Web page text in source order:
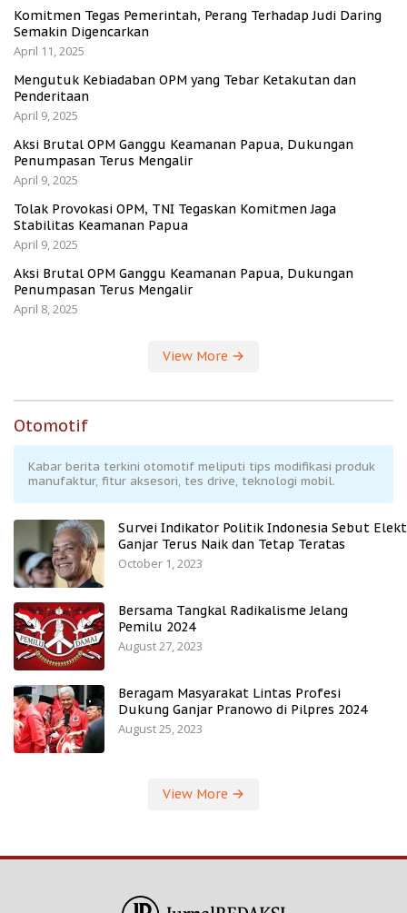
Komitmen Tegas Pemerintah, Perang Terhadap Judi Daring
Semakin Digencarkan
April 11, 2025
Mengutuk Kebiadaban OPM yang Tebar Ketakutan dan
Penderitaan
April 9, 2025
Aksi Brutal OPM Ganggu Keamanan Papua, Dukungan
Penumpasan Terus Mengalir
April 9, 2025
Tolak Provokasi OPM, TNI Tegaskan Komitmen Jaga
Stabilitas Keamanan Papua
April 9, 2025
Aksi Brutal OPM Ganggu Keamanan Papua, Dukungan
Penumpasan Terus Mengalir
April 8, 2025
View More
Otomotif
Kabar berita terkini otomotif meliputi tips modifikasi produk
manufaktur, fitur aksesori, tes drive, teknologi mobil.
Survei Indikator Politik Indonesia Sebut
Ganjar Terus Naik dan Tetap Teratas
October 1, 2023
Bersama Tangkal Radikalisme Jelang
Pemilu 2024
August 27, 2023
Beragam Masyarakat Lintas Profesi
Dukung Ganjar Pranowo di Pilpres 2024
August 25, 2023
View More